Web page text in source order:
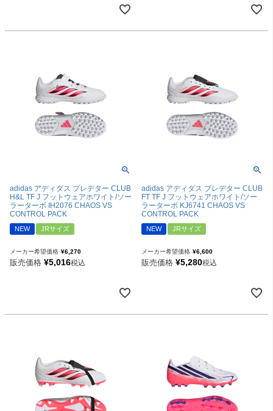
adidas アディダス プレデター CLUB
H&L TF J フットウェアホワイト/ソー
ラーターボ IH2076 CHAOS VS
CONTROL PACK
NEW JRサイズ
メーカー希望価格 ¥6,270
販売価格 ¥5,016税込
adidas アディダス プレデター CLUB
FT TF J フットウェアホワイト/ソー
ラーターボ KJ6741 CHAOS VS
CONTROL PACK
NEW JRサイズ
メーカー希望価格 ¥6,600
販売価格 ¥5,280税込